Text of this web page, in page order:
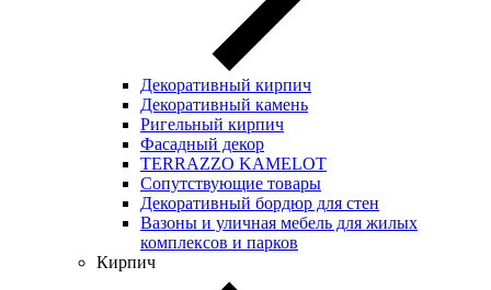
Декоративный кирпич
Декоративный камень
Ригельный кирпич
Фасадный декор
TERRAZZO KAMELOT
Сопутствующие товары
Декоративный бордюр для стен
Вазоны и уличная мебель для жилых
комплексов и парков
Кирпич